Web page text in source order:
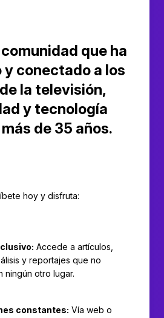
que ha
conectado a los
la televisión,
y tecnología
de 35 años.
hoy y disfruta:
Accede a artículos,
y reportajes que no
ningún otro lugar.
constantes: Vía web o